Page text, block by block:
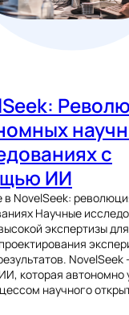
с
ИИ
в NovelSeek:
Научные
экспертизы
NovelSeek
которая автономно
научного